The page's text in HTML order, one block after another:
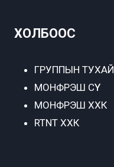
ХОЛБООС
ГРУППЫН ТУХАЙ
МОНФРЭШ СҮҮ
МОНФРЭШ ХХК
RTNT ХХК